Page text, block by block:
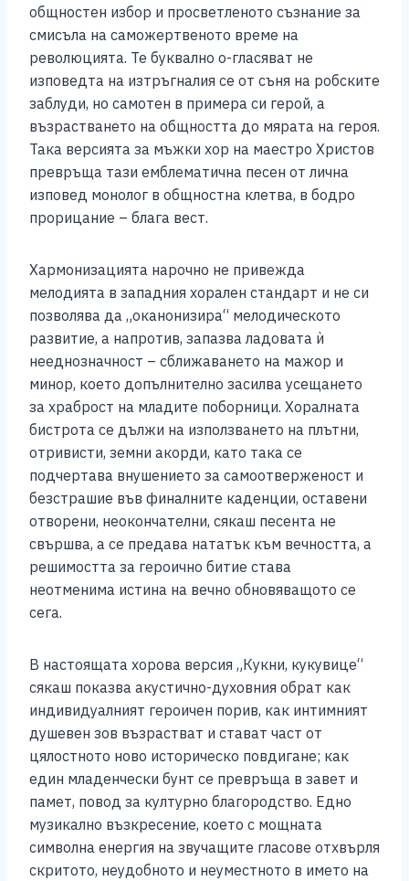
общностен избор и просветленото съзнание за
смисъла на саможертвеното време на
революцията. Те буквално о-гласяват не
изповедта на изтръгналия се от съня на робските
заблуди, но самотен в примера си герой, а
възрастването на общността до мярата на героя.
Така версията за мъжки хор на маестро Христов
превръща тази емблематична песен от лична
изповед монолог в общностна клетва, в бодро
прорицание – блага вест.
Хармонизацията нарочно не привежда
мелодията в западния хорален стандарт и не си
позволява да „оканонизира“ мелодическото
развитие, а напротив, запазва ладовата ѝ
нееднозначност – сближаването на мажор и
минор, което допълнително засилва усещането
за храброст на младите поборници. Хоралната
бистрота се дължи на използването на плътни,
отривисти, земни акорди, като така се
подчертава внушението за самоотверженост и
безстрашие във финалните каденции, оставени
отворени, неокончателни, сякаш песента не
свършва, а се предава нататък към вечността, а
решимостта за героично битие става
неотменима истина на вечно обновяващото се
сега.
В настоящата хорова версия „Кукни, кукувице“
сякаш показва акустично-духовния обрат как
индивидуалният героичен порив, как интимният
душевен зов възрастват и стават част от
цялостното ново историческо повдигане; как
един младенчески бунт се превръща в завет и
памет, повод за културно благородство. Едно
музикално възкресение, което с мощната
символна енергия на звучащите гласове отхвърля
скритото, неудобното и неуместното в името на